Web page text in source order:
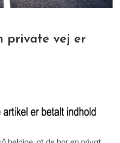
private vej er